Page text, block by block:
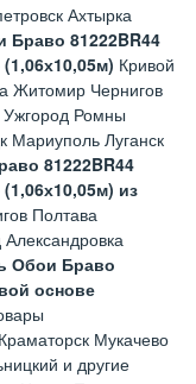
Ахтырка
Браво 81222BR44
Кривой
Житомир Чернигов
Ромны
Мариуполь Луганск
81222BR44
из
Полтава
Обои Браво
основе
Мукачево
и другие